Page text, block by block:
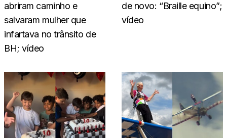
abriram caminho e
salvaram mulher que
infartava no trânsito de
BH; vídeo
de novo: “Braille equino”;
vídeo